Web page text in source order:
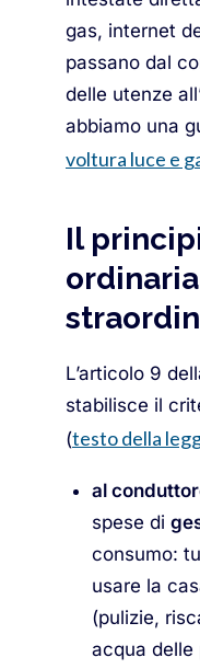
gas, internet
passano dal
delle utenze
abbiamo una
voltura luce e
Il
L’articolo 9
stabilisce il
(testo della
al
spese di
consumo:
usare la
(pulizie,
acqua delle